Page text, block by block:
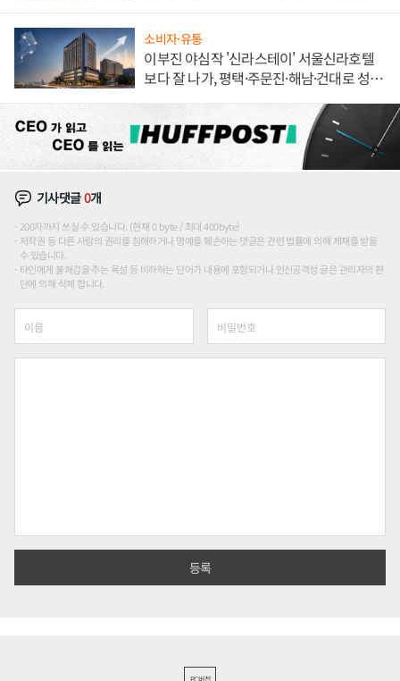
소비자·유통
이부진 야심작 '신라스테이' 서울신라호텔
보다 잘 나가, 평택·주문진·해남·건대로 성
기사댓글0개
200자까지 쓰실 수 있습니다. (현재 0 byte / 최대 400byte)
저작권 등 다른 사람의 권리를 침해하거나 명예를 훼손하는 댓글은 관련 법률에 의해 제재를 받을
수 있습니다.
타인에게 불쾌감을 주는 욕설 등 비하하는 단어가 내용에 포함되거나 인신공격성 글은 관리자의 판
단에 의해 삭제 합니다.
PC버전